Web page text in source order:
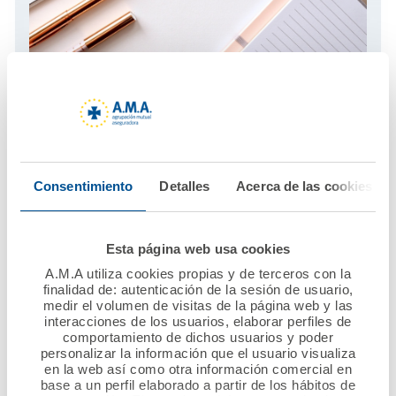
Consentimiento Detalles Acerca de las cookies
Esta página web usa cookies
A.M.A utiliza cookies propias y de terceros con la
finalidad de: autenticación de la sesión de usuario,
medir el volumen de visitas de la página web y las
interacciones de los usuarios, elaborar perfiles de
comportamiento de dichos usuarios y poder
personalizar la información que el usuario visualiza
en la web así como otra información comercial en
base a un perfil elaborado a partir de los hábitos de
El blog de A.M.A.
Visita el blog